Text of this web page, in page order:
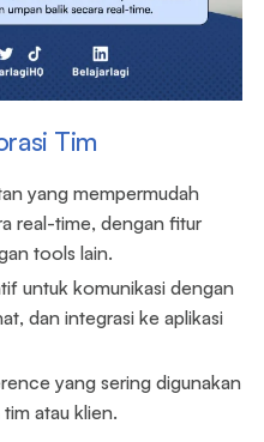
Tim
yang mempermudah
real-time, dengan fitur
tools lain.
untuk komunikasi dengan
dan integrasi ke aplikasi
yang sering digunakan
atau klien.